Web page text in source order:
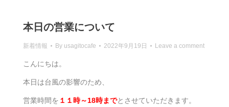
本日の営業について
新着情報 By usagitocafe 2022年9月19日 Leave a comment
こんにちは。
本日は台風の影響のため、
営業時間を １１時～18時までとさせていただきます。